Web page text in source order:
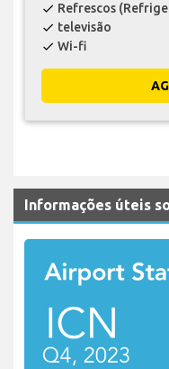
check Refrescos
check televisão
check Wi-fi
Informações úteis